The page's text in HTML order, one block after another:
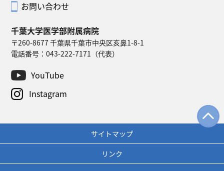
千葉大学医学部附属病院
〒260-8677 千葉県千葉市中央区亥鼻1-8-1
電話番号：043-222-7171 （代表）
YouTube
Instagram
お問い合わせ
サイトマップ
リンク